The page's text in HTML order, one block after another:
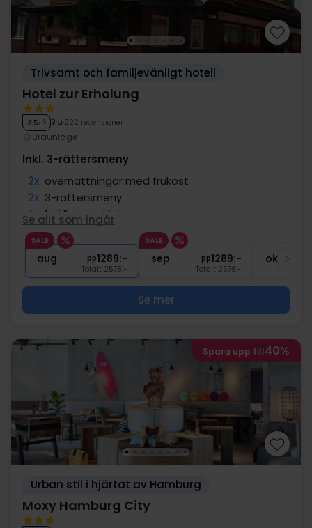
Trivsamt och familjevänligt hotell
Hotel zur Erholung
3.5/ 5 Bra 222 recensioner
Braunlage
Inkl. 3-rättersmeny
2x övernattningar med frukost
2x 3-rättersmeny
1x 1 välkomstdrink
2x Gratis internet och parkering
1x kaffe att ta med
Se allt som ingår
SALE
aug pp1289:-
Totalt 2578:-
SALE
sep pp1289:-
Totalt 2578:-
okt
Se mer
Spara upp till40%
Urban stil i hjärtat av Hamburg
Moxy Hamburg City